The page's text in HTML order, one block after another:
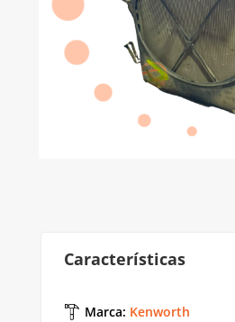
Características
Marca: Kenworth